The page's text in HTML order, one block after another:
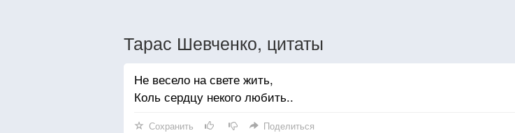
Тарас Шевченко, цитаты
Не весело на свете жить,
Коль сердцу некого любить..
Сохранить Поделиться